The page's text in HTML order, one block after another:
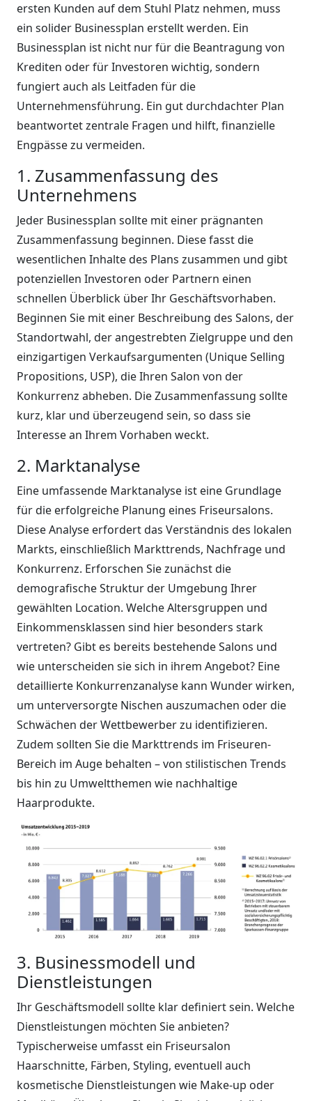
ersten Kunden auf dem Stuhl Platz nehmen, muss
ein solider Businessplan erstellt werden. Ein
Businessplan ist nicht nur für die Beantragung von
Krediten oder für Investoren wichtig, sondern
fungiert auch als Leitfaden für die
Unternehmensführung. Ein gut durchdachter Plan
beantwortet zentrale Fragen und hilft, finanzielle
Engpässe zu vermeiden.
1. Zusammenfassung des
Unternehmens
Jeder Businessplan sollte mit einer prägnanten
Zusammenfassung beginnen. Diese fasst die
wesentlichen Inhalte des Plans zusammen und gibt
potenziellen Investoren oder Partnern einen
schnellen Überblick über Ihr Geschäftsvorhaben.
Beginnen Sie mit einer Beschreibung des Salons, der
Standortwahl, der angestrebten Zielgruppe und den
einzigartigen Verkaufsargumenten (Unique Selling
Propositions, USP), die Ihren Salon von der
Konkurrenz abheben. Die Zusammenfassung sollte
kurz, klar und überzeugend sein, so dass sie
Interesse an Ihrem Vorhaben weckt.
2. Marktanalyse
Eine umfassende Marktanalyse ist eine Grundlage
für die erfolgreiche Planung eines Friseursalons.
Diese Analyse erfordert das Verständnis des lokalen
Markts, einschließlich Markttrends, Nachfrage und
Konkurrenz. Erforschen Sie zunächst die
demografische Struktur der Umgebung Ihrer
gewählten Location. Welche Altersgruppen und
Einkommensklassen sind hier besonders stark
vertreten? Gibt es bereits bestehende Salons und
wie unterscheiden sie sich in ihrem Angebot? Eine
detaillierte Konkurrenzanalyse kann Wunder wirken,
um unterversorgte Nischen auszumachen oder die
Schwächen der Wettbewerber zu identifizieren.
Zudem sollten Sie die Markttrends im Friseuren-
Bereich im Auge behalten – von stilistischen Trends
bis hin zu Umweltthemen wie nachhaltige
Haarprodukte.
3. Businessmodell und
Dienstleistungen
Ihr Geschäftsmodell sollte klar definiert sein. Welche
Dienstleistungen möchten Sie anbieten?
Typischerweise umfasst ein Friseursalon
Haarschnitte, Färben, Styling, eventuell auch
kosmetische Dienstleistungen wie Make-up oder